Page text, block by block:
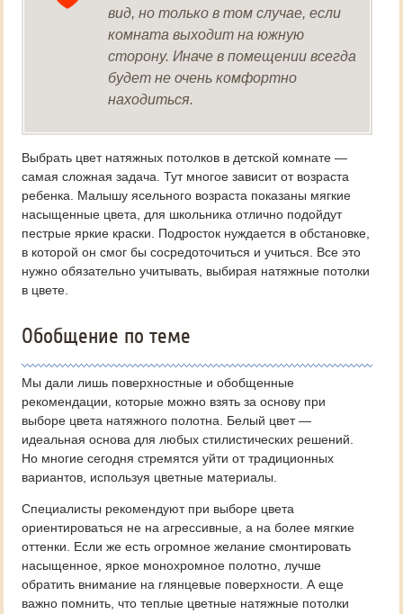
вид, но только в том случае, если
комната выходит на южную
сторону. Иначе в помещении всегда
будет не очень комфортно
находиться.
Выбрать цвет натяжных потолков в детской комнате —
самая сложная задача. Тут многое зависит от возраста
ребенка. Малышу ясельного возраста показаны мягкие
насыщенные цвета, для школьника отлично подойдут
пестрые яркие краски. Подросток нуждается в обстановке,
в которой он смог бы сосредоточиться и учиться. Все это
нужно обязательно учитывать, выбирая натяжные потолки
в цвете.
Обобщение по теме
Мы дали лишь поверхностные и обобщенные
рекомендации, которые можно взять за основу при
выборе цвета натяжного полотна. Белый цвет —
идеальная основа для любых стилистических решений.
Но многие сегодня стремятся уйти от традиционных
вариантов, используя цветные материалы.
Специалисты рекомендуют при выборе цвета
ориентироваться не на агрессивные, а на более мягкие
оттенки. Если же есть огромное желание смонтировать
насыщенное, яркое монохромное полотно, лучше
обратить внимание на глянцевые поверхности. А еще
важно помнить, что теплые цветные натяжные потолки